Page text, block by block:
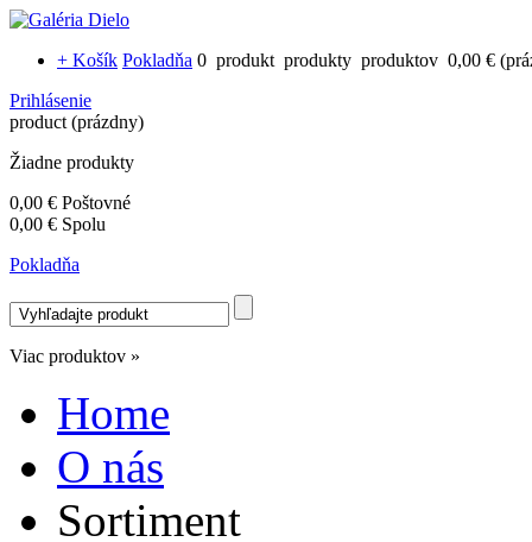
+ Košík Pokladňa 0 produkt produkty produktov 0,00 €
Prihlásenie
product (prázdny)
Žiadne produkty
0,00 € Poštovné
0,00 € Spolu
Pokladňa
Viac produktov »
Home
O nás
Sortiment